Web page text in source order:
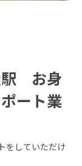
駅 お身
ート業
をしていただけ